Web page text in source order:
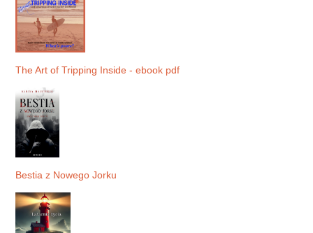
The Art of Tripping Inside - ebook pdf
Bestia z Nowego Jorku